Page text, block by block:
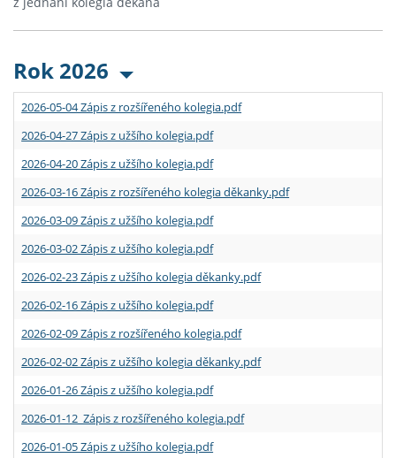
Rok 2026
2026-05-04 Zápis z rozšířeného kolegia.pdf
2026-04-27 Zápis z užšího kolegia.pdf
2026-04-20 Zápis z užšího kolegia.pdf
2026-03-16 Zápis z rozšířeného kolegia děkanky.pdf
2026-03-09 Zápis z užšího kolegia.pdf
2026-03-02 Zápis z užšího kolegia.pdf
2026-02-23 Zápis z užšího kolegia děkanky.pdf
2026-02-16 Zápis z užšího kolegia.pdf
2026-02-09 Zápis z rozšířeného kolegia.pdf
2026-02-02 Zápis z užšího kolegia děkanky.pdf
2026-01-26 Zápis z užšího kolegia.pdf
2026-01-12 Zápis z rozšířeného kolegia.pdf
2026-01-05 Zápis z užšího kolegia.pdf